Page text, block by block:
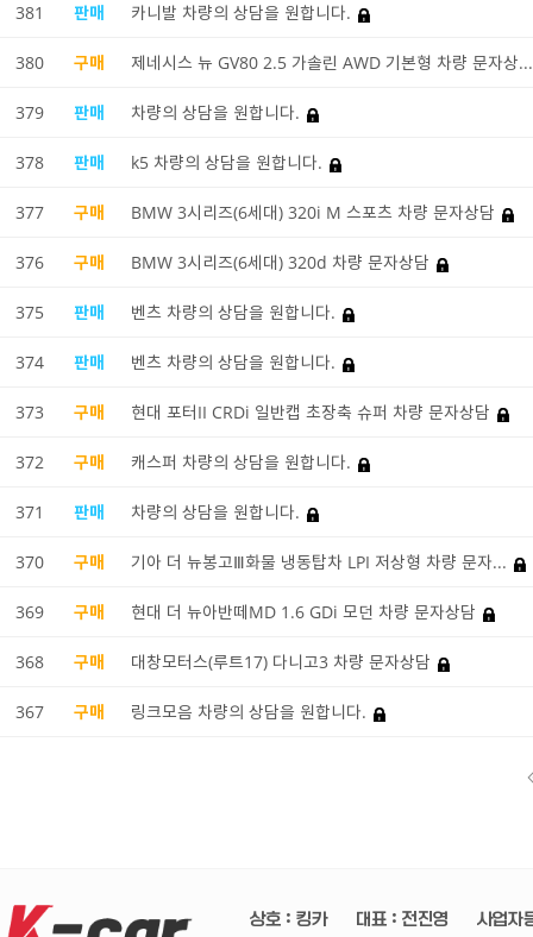
381 판매 카니발 차량의 상담을 원합니다.
380 구매 제네시스 뉴 GV80 2.5 가솔린 AWD 기본형 차량 문자상
379 판매 차량의 상담을 원합니다.
378 판매 k5 차량의 상담을 원합니다.
377 구매 BMW 3시리즈(6세대) 320i M 스포츠 차량 문자상담
376 구매 BMW 3시리즈(6세대) 320d 차량 문자상담
375 판매 벤츠 차량의 상담을 원합니다.
374 판매 벤츠 차량의 상담을 원합니다.
373 구매 현대 포터II CRDi 일반캡 초장축 슈퍼 차량 문자상담
372 구매 캐스퍼 차량의 상담을 원합니다.
371 판매 차량의 상담을 원합니다.
370 구매 기아 더 뉴봉고Ⅲ화물 냉동탑차 LPI 저상형 차량 문자...
369 구매 현대 더 뉴아반떼MD 1.6 GDi 모던 차량 문자상담
368 구매 대창모터스(루트17) 다니고3 차량 문자상담
367 구매 링크모음 차량의 상담을 원합니다.
상호 : 킹카 대표 : 전진영
사업자